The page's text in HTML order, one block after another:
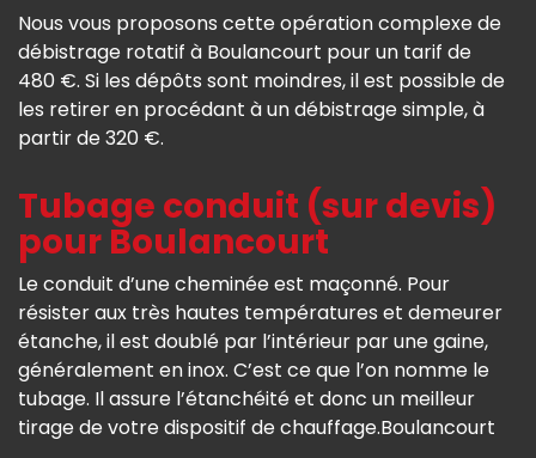
Nous vous proposons cette opération complexe de
débistrage rotatif à Boulancourt pour un tarif de
480 €. Si les dépôts sont moindres, il est possible de
les retirer en procédant à un débistrage simple, à
partir de 320 €.
Tubage conduit (sur devis)
pour Boulancourt
Le conduit d’une cheminée est maçonné. Pour
résister aux très hautes températures et demeurer
étanche, il est doublé par l’intérieur par une gaine,
généralement en inox. C’est ce que l’on nomme le
tubage. Il assure l’étanchéité et donc un meilleur
tirage de votre dispositif de chauffage.Boulancourt